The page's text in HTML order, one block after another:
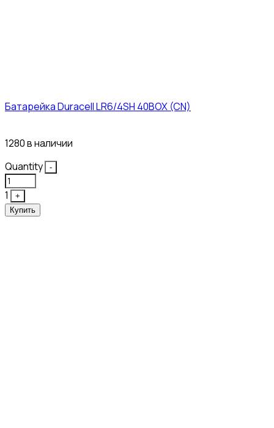
Батарейка Duracell LR6/4SH 40BOX (CN)
1280 в наличии
Quantity
-
1
+
Купить